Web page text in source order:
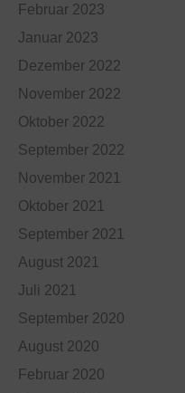
Februar 2023
Januar 2023
Dezember 2022
November 2022
Oktober 2022
September 2022
November 2021
Oktober 2021
September 2021
August 2021
Juli 2021
September 2020
August 2020
Februar 2020